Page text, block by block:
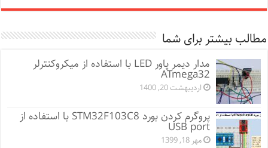
مطالب بیشتر برای شما
مدار دیمر پاور LED با استفاده از میکروکنترلر
ATmega32
اردیبهشت 20, 1400
پروگرم کردن بورد STM32F103C8 با استفاده از
USB port
مهر 18, 1399